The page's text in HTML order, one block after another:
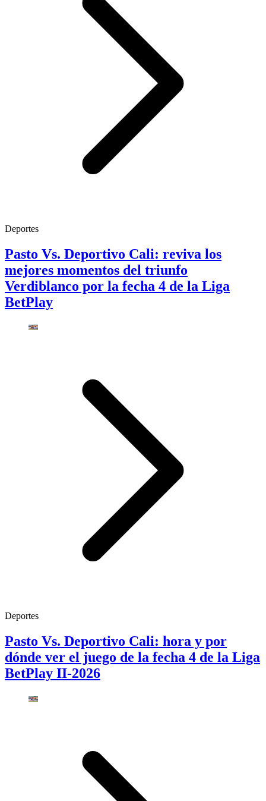
Deportes
Pasto Vs. Deportivo Cali: reviva los
mejores momentos del triunfo
Verdiblanco por la fecha 4 de la Liga
BetPlay
Deportes
Pasto Vs. Deportivo Cali: hora y por
dónde ver el juego de la fecha 4 de la Liga
BetPlay II-2026